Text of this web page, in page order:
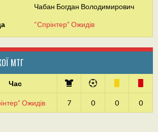
Чабан Богдан Володимирович
“Спрінтер” Ожидів
МТГ
Час
Ожидів 7 0 0 0